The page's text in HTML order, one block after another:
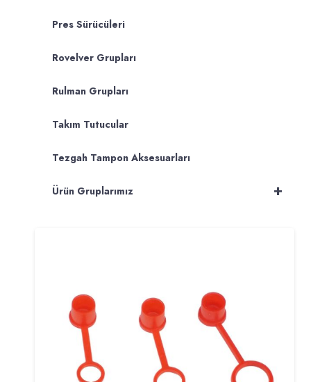
Pres Sürücüleri
Rovelver Grupları
Rulman Grupları
Takım Tutucular
Tezgah Tampon Aksesuarları
+
Ürün Gruplarımız